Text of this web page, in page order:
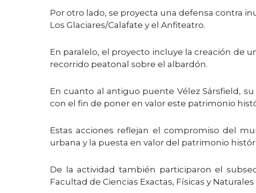
Por otro lado, se proyecta una defensa contra
Los Glaciares/Calafate y el Anfiteatro.
En paralelo, el proyecto incluye la creación de
recorrido peatonal sobre el albardón.
En cuanto al antiguo puente Vélez Sársfield,
con el fin de poner en valor este patrimonio
Estas acciones reflejan el compromiso del
urbana y la puesta en valor del patrimonio
De la actividad también participaron el
Facultad de Ciencias Exactas, Físicas y